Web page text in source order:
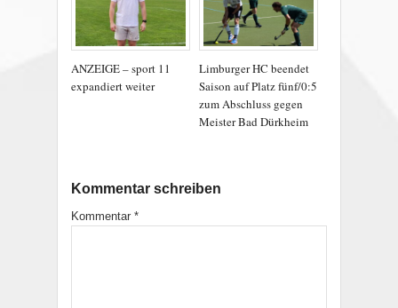
ANZEIGE – sport 11
expandiert weiter
Limburger HC beendet
Saison auf Platz fünf/0:5
zum Abschluss gegen
Meister Bad Dürkheim
Kommentar schreiben
Kommentar *